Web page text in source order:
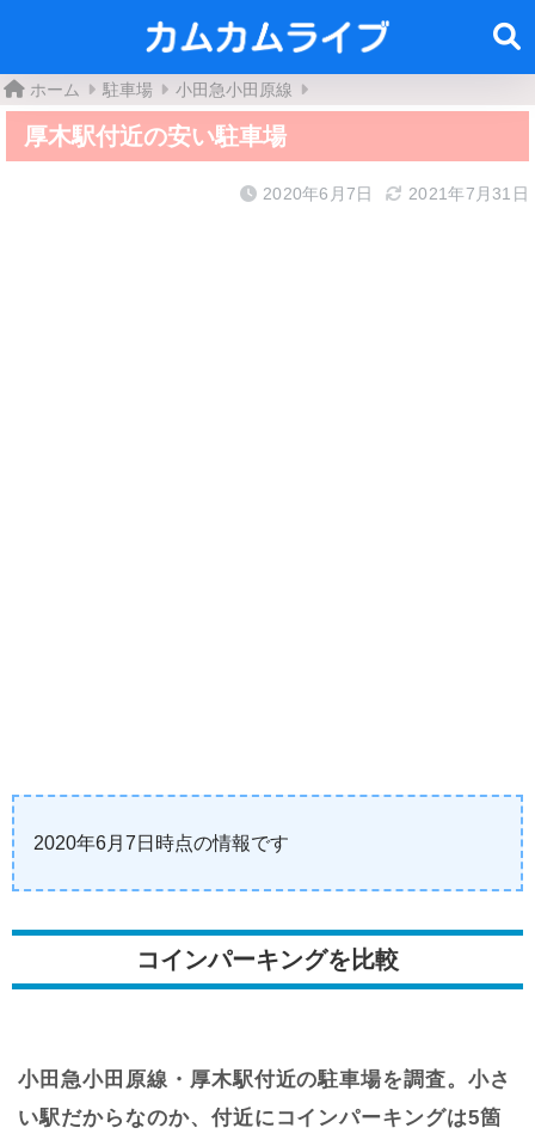
ホーム 駐車場 小田急小田原線
厚木駅付近の安い駐車場
2020年6月7日 2021年7月31日
2020年6月7日時点の情報です
コインパーキングを比較
小田急小田原線・厚木駅付近の駐車場を調査。小さ
い駅だからなのか、付近にコインパーキングは5箇